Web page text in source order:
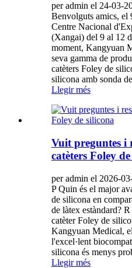
per admin el 24-03-
Benvolguts amics, el
Centre Nacional
(Xangai) del 9 al 12
moment, Kangyuan
seva gamma de
catèters Foley de
silicona amb sonda
Llegir més
Vuit preguntes i
catèters Foley
per admin el 2026-
P Quin és el major
de silicona en
de làtex estàndard?
catèter Foley de
Kangyuan Medical,
l'excel·lent
silicona és menys
Llegir més